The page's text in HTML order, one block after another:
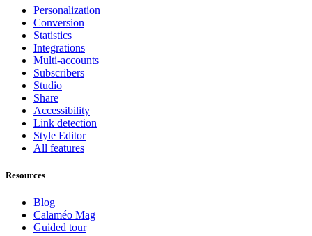
Personalization
Conversion
Statistics
Integrations
Multi-accounts
Subscribers
Studio
Share
Accessibility
Link detection
Style Editor
All features
Resources
Blog
Calaméo Mag
Guided tour